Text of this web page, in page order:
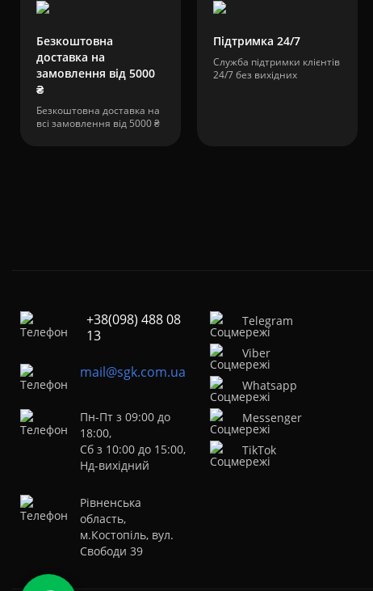
Безкоштовна
доставка на
замовлення від 5000
₴
Безкоштовна доставка на
всі замовлення від 5000 ₴
Підтримка 24/7
Служба підтримки клієнтів
24/7 без вихідних
+38(098) 488 08
13
mail@sgk.com.ua
Пн-Пт з 09:00 до
18:00,
Сб з 10:00 до 15:00,
Нд-вихідний
Рівненська
область,
м.Костопіль, вул.
Свободи 39
Telegram
Viber
Whatsapp
Messenger
TikTok